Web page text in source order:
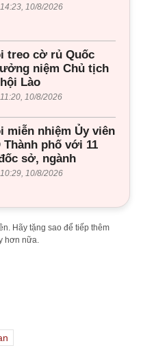
10/8/2026
treo cờ rủ Quốc
niệm Chủ tịch
Lào
10/8/2026
miễn nhiệm Ủy viên
Thành phố với 11
sở, ngành
10/8/2026
Hãy tặng sao để tiếp thêm
hơn nữa.